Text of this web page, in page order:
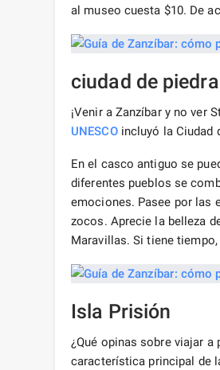
al museo cuesta $10. De
ciudad de piedra
¡Venir a Zanzíbar y no ver
UNESCOincluyó la Ciudad
En el casco antiguo se
diferentes pueblos se
emociones. Pasee por las
zocos. Aprecie la belleza
Maravillas. Si tiene
Isla Prisión
¿Qué opinas sobre viajar
característica principal de